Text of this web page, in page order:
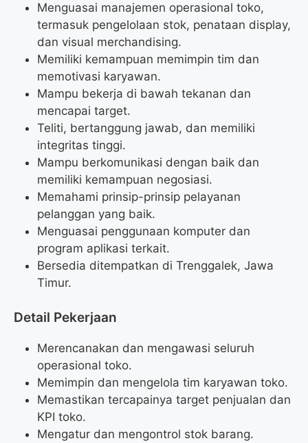
Menguasai manajemen operasional toko,
termasuk pengelolaan stok, penataan display,
dan visual merchandising.
Memiliki kemampuan memimpin tim dan
memotivasi karyawan.
Mampu bekerja di bawah tekanan dan
mencapai target.
Teliti, bertanggung jawab, dan memiliki
integritas tinggi.
Mampu berkomunikasi dengan baik dan
memiliki kemampuan negosiasi.
Memahami prinsip-prinsip pelayanan
pelanggan yang baik.
Menguasai penggunaan komputer dan
program aplikasi terkait.
Bersedia ditempatkan di Trenggalek, Jawa
Timur.
Detail Pekerjaan
Merencanakan dan mengawasi seluruh
operasional toko.
Memimpin dan mengelola tim karyawan toko.
Memastikan tercapainya target penjualan dan
KPI toko.
Mengatur dan mengontrol stok barang.